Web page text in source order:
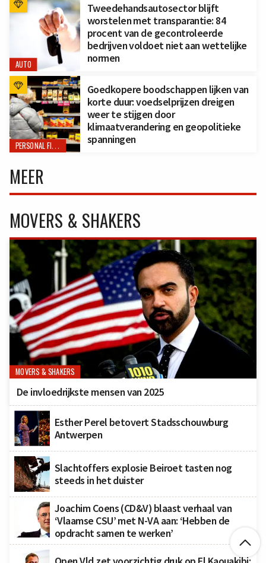
AUTO
Tweedehandsautosector blijft
worstelen met transparantie: 84
procent van de gecontroleerde
bedrijven voldoet niet aan wettelijke
normen
PERSONAL FINANCE
Goedkopere boodschappen lijken van
korte duur: voedselprijzen dreigen
weer te stijgen door
klimaatverandering en geopolitieke
spanningen
MEER
MOVERS & SHAKERS
MOVERS & SHAKERS
De invloedrijkste mensen van 2025
Esther Perel betovert Stadsschouwburg
Antwerpen
Slachtoffers explosie Beiroet tasten nog
steeds in het duister
Joachim Coens (CD&V) blaast verhaal van
‘Vlaamse CSU’ met N-VA aan: ‘Hebben de
opdracht samen te werken’
